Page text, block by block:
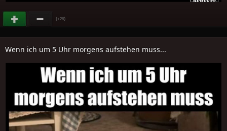
(+26)
Wenn ich um 5 Uhr morgens aufstehen muss...